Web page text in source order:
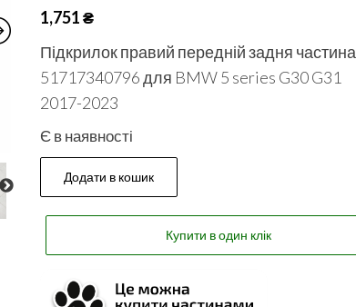
1,751₴
Підкрилок правий передній задня частина
51717340796 для BMW 5 series G30 G31
2017-2023
Є в наявності
Додати в кошик
Купити в один клік